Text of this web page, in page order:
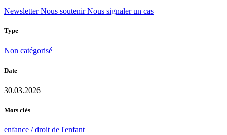
NewsletterNous soutenirNous signaler un cas
Type
Non catégorisé
Date
30.03.2026
Mots clés
enfance / droit de l'enfant